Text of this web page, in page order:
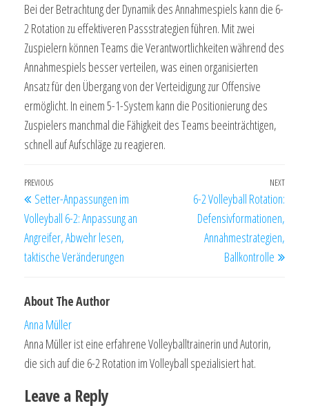
Bei der Betrachtung der Dynamik des Annahmespiels kann die 6-
2 Rotation zu effektiveren Passstrategien führen. Mit zwei
Zuspielern können Teams die Verantwortlichkeiten während des
Annahmespiels besser verteilen, was einen organisierten
Ansatz für den Übergang von der Verteidigung zur Offensive
ermöglicht. In einem 5-1-System kann die Positionierung des
Zuspielers manchmal die Fähigkeit des Teams beeinträchtigen,
schnell auf Aufschläge zu reagieren.
Post
navigation
Previous
Post
PREVIOUS
Setter-Anpassungen im
Volleyball 6-2: Anpassung an
Angreifer, Abwehr lesen,
taktische Veränderungen
Next
NEXT
6-2 Volleyball Rotation:
Defensivformationen,
Annahmestrategien,
Ballkontrolle
About The Author
Anna Müller
Anna Müller ist eine erfahrene Volleyballtrainerin und Autorin,
die sich auf die 6-2 Rotation im Volleyball spezialisiert hat.
Leave a Reply